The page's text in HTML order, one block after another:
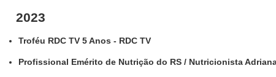
2023
Troféu RDC TV 5 Anos - RDC TV
Profissional Emérito de Nutrição do RS / Nutricionista